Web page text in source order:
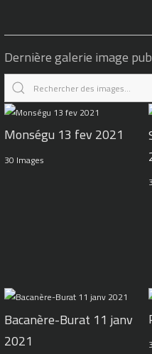
Dernière galerie image
Monségu 13 fev 2021
30 Images
Bacanère-Burat 11 janv
2021